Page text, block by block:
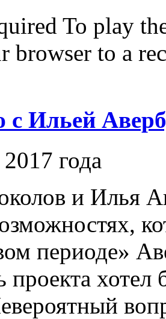
To play
browser to a
с Ильей
года
и Илья
периоде»
проекта